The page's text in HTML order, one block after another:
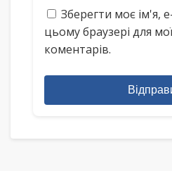
Зберегти моє ім'я,
цьому браузері для
коментарів.